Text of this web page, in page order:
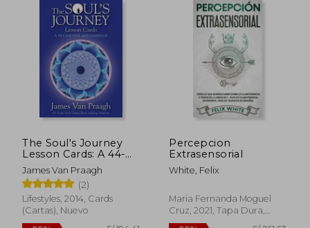
55%
dcto.
S/ 179,44 55%
dcto.
The Soul's Journey
Lesson Cards: A 44-
Card Deck and
Guidebook (en
Inglés)
James Van Praagh
(2)
Lifestyles, 2014, Cards
(Cartas), Nuevo
Percepcion
Extrasensorial
White, Felix
Maria Fernanda Moguel
Cruz, 2021, Tapa Dura,
Nuevo